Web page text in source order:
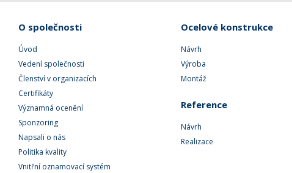
O společnosti
Úvod
Vedení společnosti
Členství v organizacích
Certifikáty
Významná ocenění
Sponzoring
Napsali o nás
Politika kvality
Vnitřní oznamovací systém
Ocelové konstrukce
Návrh
Výroba
Montáž
Reference
Návrh
Realizace